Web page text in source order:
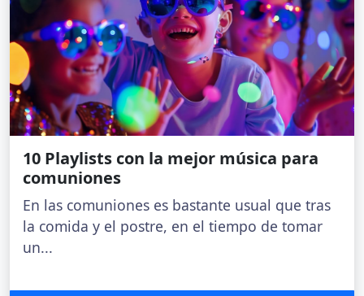
10 Playlists con la mejor música para
comuniones
En las comuniones es bastante usual que tras
la comida y el postre, en el tiempo de tomar
un...